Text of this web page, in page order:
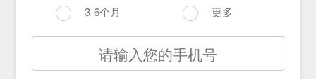
3-6个月
更多